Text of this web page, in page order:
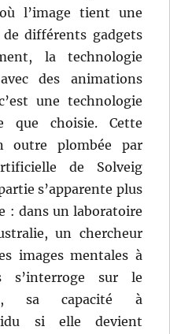
l’image tient une
différents gadgets
la technologie
des animations
une technologie
que choisie. Cette
outre plombée par
de Solveig
s’apparente plus
: dans un laboratoire
un chercheur
images mentales à
s’interroge sur le
sa capacité à
si elle devient